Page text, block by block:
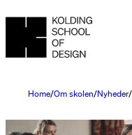
Home Om skolen Nyheder